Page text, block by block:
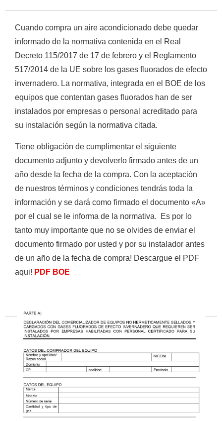
CATEGORIAS ▾
Empieza a escribir para ver resultados.
Ver todos los resultados
Cuando compra un aire acondicionado debe quedar
informado de la normativa contenida en el Real
Decreto 115/2017 de 17 de febrero y el Reglamento
517/2014 de la UE sobre los gases fluorados de efecto
invernadero. La normativa, integrada en el BOE de los
equipos que contentan gases fluorados han de ser
instalados por empresas o personal acreditado para
su instalación según la normativa citada.
Tiene obligación de cumplimentar el siguiente
documento adjunto y devolverlo firmado antes de un
año desde la fecha de la compra. Con la aceptación
de nuestros términos y condiciones tendrás toda la
información y se dará como firmado el documento «A»
por el cual se le informa de la normativa. Es por lo
tanto muy importante que no se olvides de enviar el
documento firmado por usted y por su instalador antes
de un año de la fecha de compra! Descargue el PDF
aqui! PDF BOE